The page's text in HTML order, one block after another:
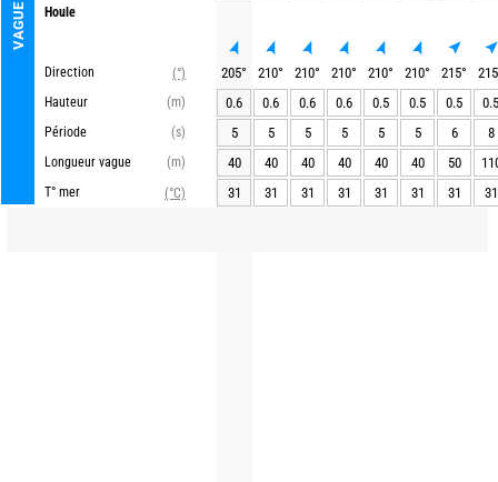
VAGUE
Houle
Direction
(°)
Hauteur
(m)
Période
(s)
Longueur vague
(m)
T° mer
(°C)
205° 210° 210° 210° 210° 210° 215°
215
0.6
0.6 0.6 0.6 0.5 0.5 0.5
0.5
5
5 5 5 5 5 6
8
40
40 40 40 40 40 50
31
31 31 31 31 31 31 31